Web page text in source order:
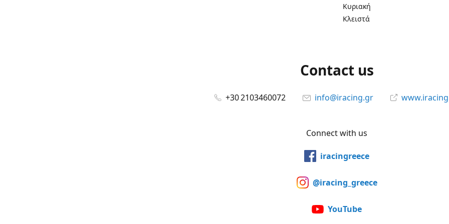
Κυριακή
Κλειστά
Contact us
+30 2103460072 info@iracing.gr
Connect with us
iracingreece
@iracing_greece
YouTube